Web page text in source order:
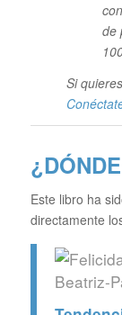
de
Si
Este libro ha
directamente